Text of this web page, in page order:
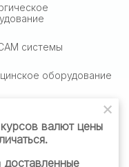
системы
оборудование
валют цены